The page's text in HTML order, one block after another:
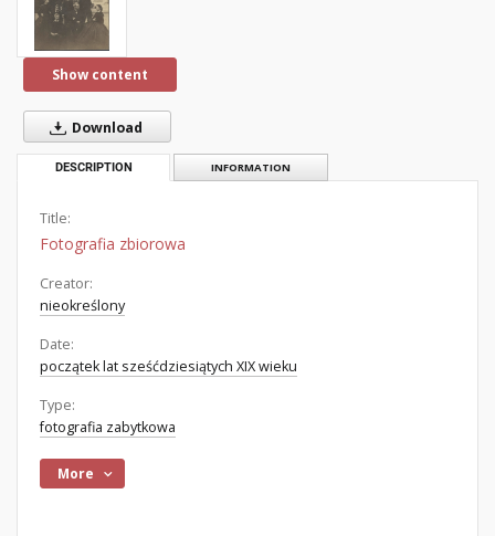
Show content
Download
DESCRIPTION INFORMATION
Title:
Fotografia zbiorowa
Creator:
nieokreślony
Date:
początek lat sześćdziesiątych XIX wieku
Type:
fotografia zabytkowa
More